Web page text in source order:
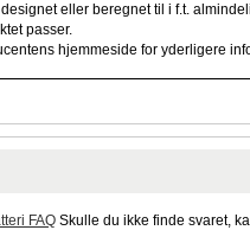
eller beregnet til i f.t.
passer.
hjemmeside for yderligere
FAQSkulle du ikke finde svaret,